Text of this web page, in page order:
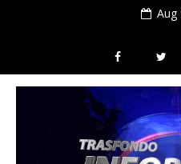
Aug